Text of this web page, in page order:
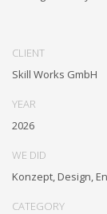
CLIENT
Skill Works GmbH
YEAR
2026
WE DID
Konzept, Design,
CATEGORY